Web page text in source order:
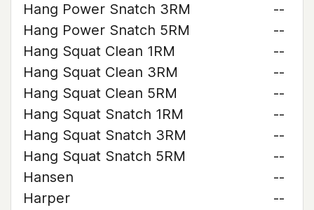
Hang Power Snatch 3RM
--
Hang Power Snatch 5RM
--
Hang Squat Clean 1RM
--
Hang Squat Clean 3RM
--
Hang Squat Clean 5RM
--
Hang Squat Snatch 1RM
--
Hang Squat Snatch 3RM
--
Hang Squat Snatch 5RM
--
Hansen
--
Harper
--